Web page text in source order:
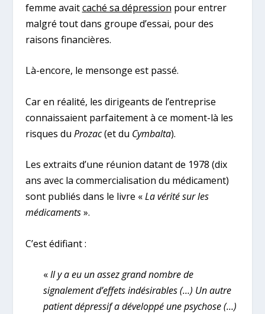
femme avaitcaché sa dépression pour entrer
malgré tout dans groupe d’essai, pour des
raisons financières.
Là-encore, le mensonge est passé.
Car en réalité, les dirigeants de l’entreprise
connaissaient parfaitement à ce moment-là les
risques du Prozac(et du Cymbalta).
Les extraits d’une réunion datant de 1978 (dix
ans avec la commercialisation du médicament)
sont publiés dans le livre «La vérité sur les
médicaments».
C’est édifiant :
«Il y a eu un assez grand nombre de
signalement d’effets indésirables (…) Un autre
patient dépressif a développé une psychose (…)